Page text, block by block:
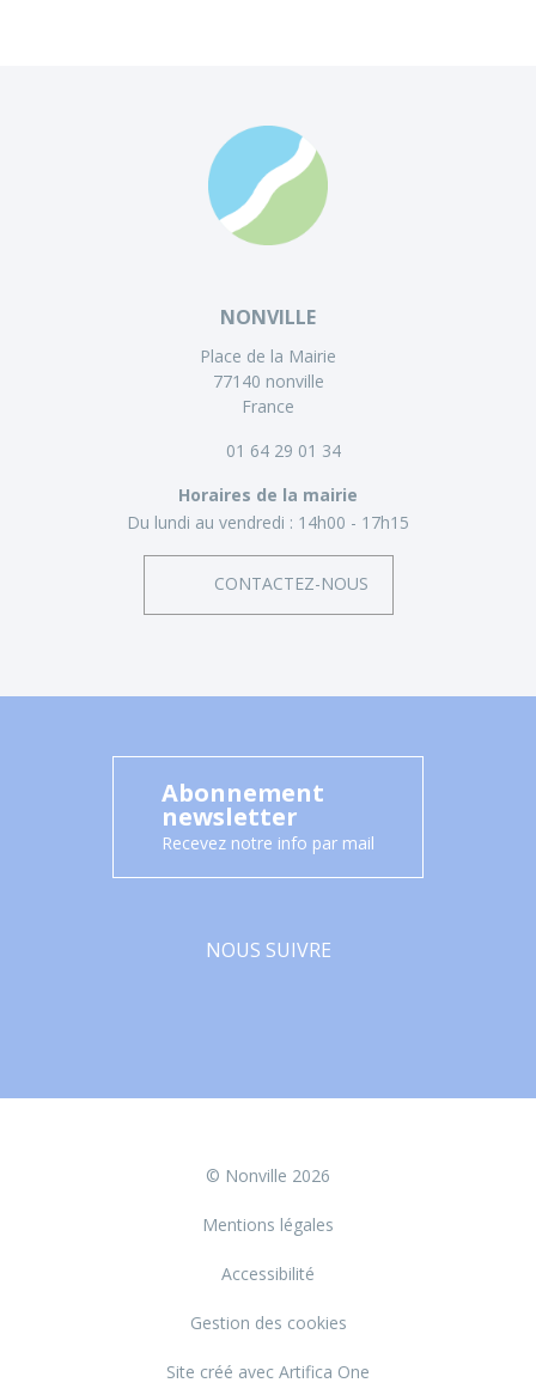
NONVILLE
Place de la Mairie
77140 nonville
France
01 64 29 01 34
Horaires de la mairie
Du lundi au vendredi : 14h00 - 17h15
CONTACTEZ-NOUS
Abonnement
newsletter
Recevez notre info par mail
NOUS SUIVRE
© Nonville 2026
Mentions légales
Accessibilité
Gestion des cookies
Site créé avec Artifica One